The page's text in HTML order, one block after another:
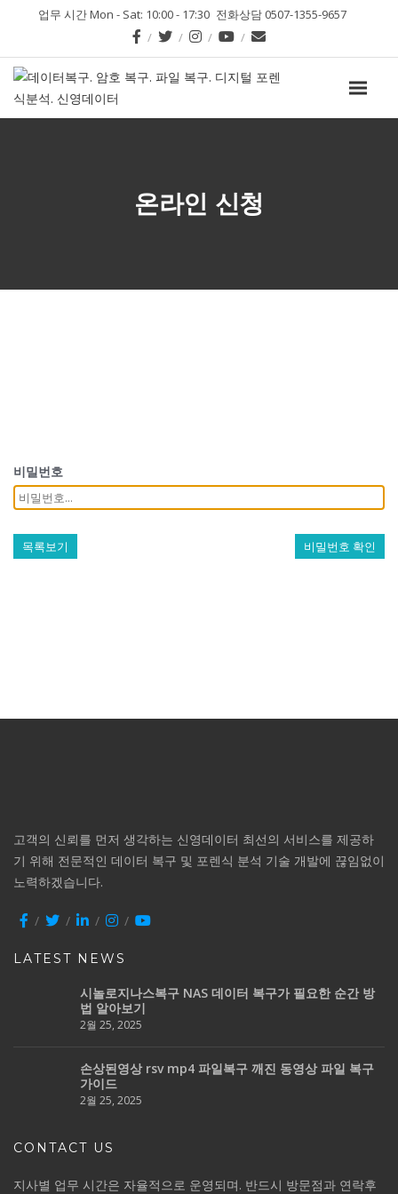
업무 시간 Mon - Sat: 10:00 - 17:30 전화상담 0507-1355-9657
온라인 신청
비밀번호
목록보기 비밀번호 확인
고객의 신뢰를 먼저 생각하는 신영데이터 최선의 서비스를 제공하
기 위해 전문적인 데이터 복구 및 포렌식 분석 기술 개발에 끊임없이
노력하겠습니다.
LATEST NEWS
시놀로지나스복구 NAS 데이터 복구가 필요한 순간 방
법 알아보기
2월 25, 2025
손상된영상 rsv mp4 파일복구 깨진 동영상 파일 복구
가이드
2월 25, 2025
CONTACT US
지사별 업무 시간은 자율적으로 운영되며. 반드시 방문점과 연락후